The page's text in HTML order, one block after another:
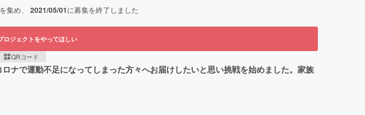
集め、 2021/05/01に募集を終了しました
ロジェクトをやってほしい
QRコード
ナで運動不足になってしまった方々へお届けしたいと思い挑戦を始めました。家族